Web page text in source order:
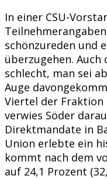
In einer CSU-
schönzureden und
überzugehen. Auch
schlecht, man sei
Auge
Viertel der Fraktion
verwies Söder
Direktmandate in
Union erlebte ein
kommt nach dem
auf 24,1 Prozent